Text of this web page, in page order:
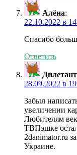
Алёна:
22.10.2022 в
Спасибо
Ответить
Дилетант
28.09.2022 в
Забыл
увеличении
Любителям
ТВПэшке
2danimator.ru
Украине.